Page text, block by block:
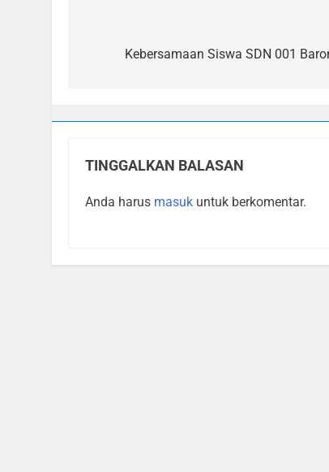
Kebersamaan Siswa SDN 001
TINGGALKAN BALASAN
Anda harus masuk untuk berkomentar.